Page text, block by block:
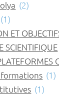
(2)
(1)
ET
SCIENTIFIQUE
(1)
(1)